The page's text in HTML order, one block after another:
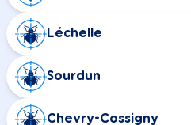
Léchelle
Sourdun
Chevry-Cossigny